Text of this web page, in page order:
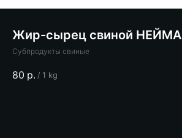
Жир-сырец свиной НЕЙМА
Субпродукты свиные
80 р. / 1 kg